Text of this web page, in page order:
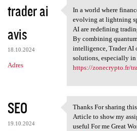
e
trader ai
avis
18.10.2024
Adres
In a world where
In a world where
evolving at lightning
AI are redefining
By combining
intelligence, Trader AI
solutions, especially in
https://zonecrypto.fr/
SEO
19.10.2024
Thanks For
Thanks For sharing
Article to show my
useful For me Great